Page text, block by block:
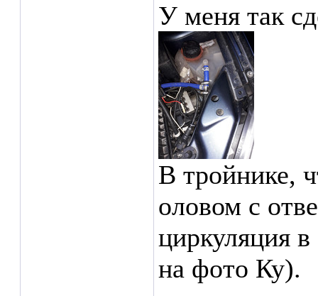
У меня так
В тройнике,
оловом с
циркуляция
на фото Ку).